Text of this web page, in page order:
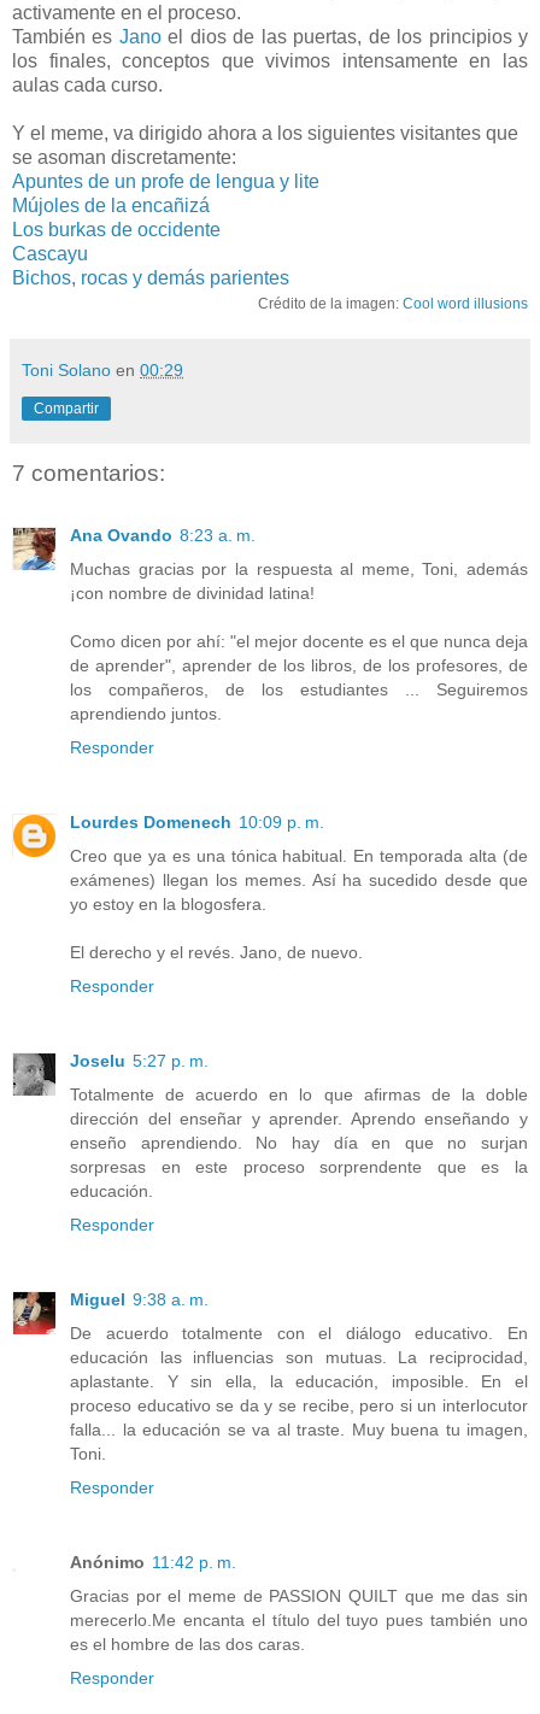
activamente en el proceso.
También es Janoel dios de las puertas, de los principios y
los finales, conceptos que vivimos intensamente en las
aulas cada curso.
Y el meme, va dirigido ahora a los siguientes visitantes que
se asoman discretamente:
Apuntes de un profe de lengua y lite
Mújoles de la encañizá
Los burkas de occidente
Cascayu
Bichos, rocas y demás parientes
Crédito de la imagen: Cool word illusions
Toni Solano en 00:29
Compartir
7 comentarios:
Ana Ovando 8:23 a. m.
Muchas gracias por la respuesta al meme, Toni, además
¡con nombre de divinidad latina!
Como dicen por ahí: "el mejor docente es el que nunca deja
de aprender", aprender de los libros, de los profesores, de
los compañeros, de los estudiantes ... Seguiremos
aprendiendo juntos.
Responder
Lourdes Domenech 10:09 p. m.
Creo que ya es una tónica habitual. En temporada alta (de
exámenes) llegan los memes. Así ha sucedido desde que
yo estoy en la blogosfera.
El derecho y el revés. Jano, de nuevo.
Responder
Joselu 5:27 p. m.
Totalmente de acuerdo en lo que afirmas de la doble
dirección del enseñar y aprender. Aprendo enseñando y
enseño aprendiendo. No hay día en que no surjan
sorpresas en este proceso sorprendente que es la
educación.
Responder
Miguel 9:38 a. m.
De acuerdo totalmente con el diálogo educativo. En
educación las influencias son mutuas. La reciprocidad,
aplastante. Y sin ella, la educación, imposible. En el
proceso educativo se da y se recibe, pero si un interlocutor
falla... la educación se va al traste. Muy buena tu imagen,
Toni.
Responder
Anónimo 11:42 p. m.
Gracias por el meme de PASSION QUILT que me das sin
merecerlo.Me encanta el título del tuyo pues también uno
es el hombre de las dos caras.
Responder